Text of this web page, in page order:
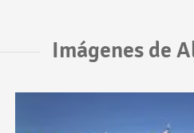
Imágenes de